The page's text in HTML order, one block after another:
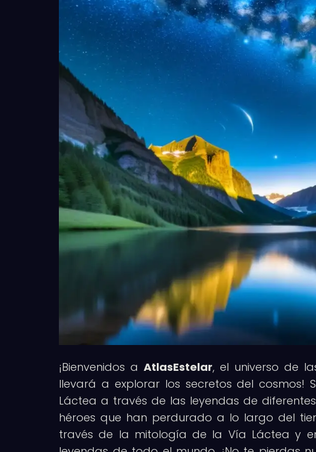
¡Bienvenidos a AtlasEstelar, el universo de
llevará a explorar los secretos del cosmos!
Láctea a través de las leyendas de
héroes que han perdurado a lo largo del
través de la mitología de la Vía Láctea y